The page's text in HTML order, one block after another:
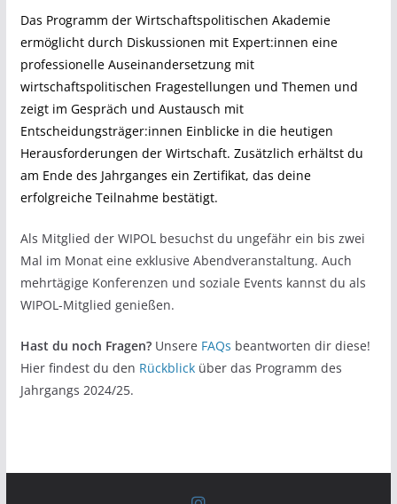
Das Programm der Wirtschaftspolitischen Akademie
ermöglicht durch Diskussionen mit Expert:innen eine
professionelle Auseinandersetzung mit
wirtschaftspolitischen Fragestellungen und Themen und
zeigt im Gespräch und Austausch mit
Entscheidungsträger:innen Einblicke in die heutigen
Herausforderungen der Wirtschaft. Zusätzlich erhältst du
am Ende des Jahrganges ein Zertifikat, das deine
erfolgreiche Teilnahme bestätigt.
Als Mitglied der WIPOL besuchst du ungefähr ein bis zwei
Mal im Monat eine exklusive Abendveranstaltung. Auch
mehrtägige Konferenzen und soziale Events kannst du als
WIPOL-Mitglied genießen.
Hast du noch Fragen?Unsere FAQs beantworten dir diese!
Hier findest du den Rückblicküber das Programm des
Jahrgangs 2024/25.